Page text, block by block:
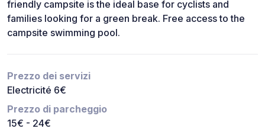
friendly campsite is the ideal base for cyclists and
families looking for a green break. Free access to the
campsite swimming pool.
Prezzo dei servizi
Electricité 6€
Prezzo di parcheggio
15€ - 24€